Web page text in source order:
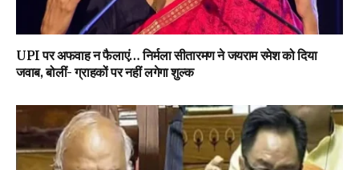
UPI पर अफवाह न फैलाएं… निर्मला सीतारमण ने जयराम रमेश को दिया
जवाब, बोलीं- ग्राहकों पर नहीं लगेगा शुल्क